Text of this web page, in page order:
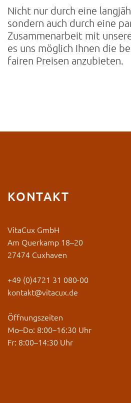
Nicht nur durch eine
sondern auch durch eine
Zusammenarbeit mit
es uns möglich Ihnen die
fairen Preisen anzubieten.
KONTAKT
VitaCux GmbH
Am Querkamp 18–20
27474 Cuxhaven
+49 (0)4721 31 080-00
kontakt@vitacux.de
Öffnungszeiten
Mo–Do: 8:00–16:30 Uhr
Fr: 8:00–14:30 Uhr